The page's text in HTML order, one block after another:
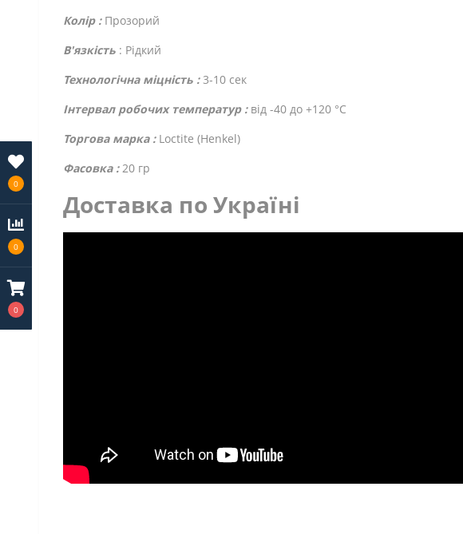
0
0
0
Колір : Прозорий
В'язкість: Рідкий
Технологічна міцність :3-10 сек
Інтервал робочих температур :від -40 до +120 °C
Торгова марка : Loctite (Henkel)
Фасовка :20 гр
Доставка по Україні